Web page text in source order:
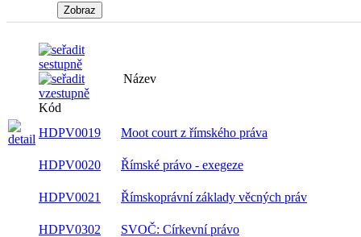
Kód
HDPV0019 Moot court z římského práva
HDPV0020 Římské právo - exegeze
HDPV0021 Římskoprávní základy věcných práv
HDPV0302 SVOČ: Církevní právo